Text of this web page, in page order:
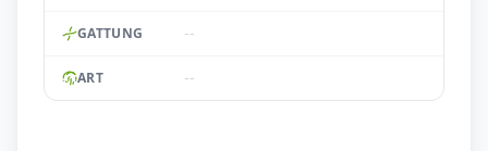
GATTUNG --
ART --